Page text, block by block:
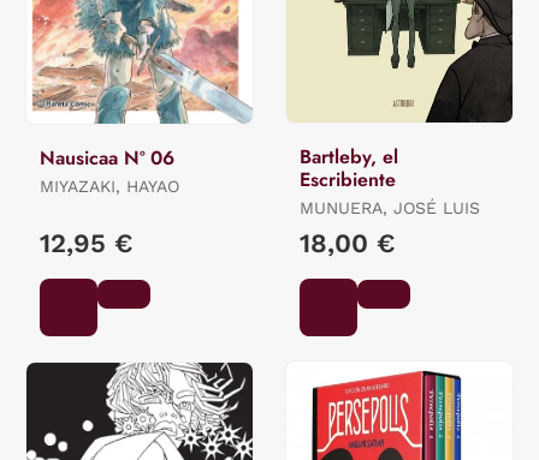
Nausicaa Nº 06
MIYAZAKI, HAYAO
12,95 €
Bartleby, el
Escribiente
MUNUERA, JOSÉ LUIS
18,00 €